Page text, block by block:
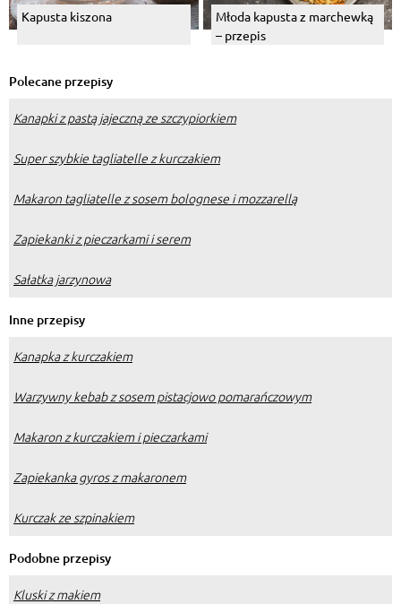
Kapusta kiszona
Młoda kapusta z marchewką
– przepis
Polecane przepisy
Kanapki z pastą jajeczną ze szczypiorkiem
Super szybkie tagliatelle z kurczakiem
Makaron tagliatelle z sosem bolognese i mozzarellą
Zapiekanki z pieczarkami i serem
Sałatka jarzynowa
Inne przepisy
Kanapka z kurczakiem
Warzywny kebab z sosem pistacjowo pomarańczowym
Makaron z kurczakiem i pieczarkami
Zapiekanka gyros z makaronem
Kurczak ze szpinakiem
Podobne przepisy
Kluski z makiem